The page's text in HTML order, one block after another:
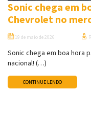
Sonic chega em
Chevrolet no
19 de maio de 2026
Sonic chega em boa hora
nacional! (…)
CONTINUE LENDO